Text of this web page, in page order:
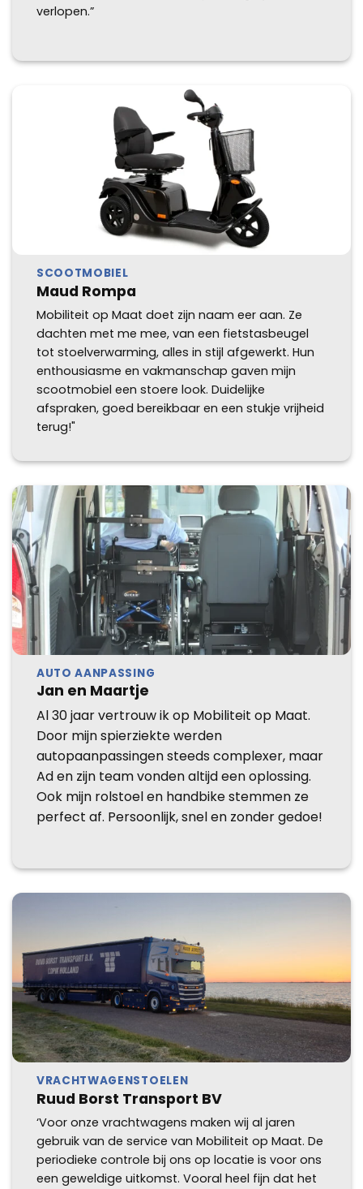
verlopen.”
SCOOTMOBIEL
Maud Rompa
Mobiliteit op Maat doet zijn naam eer aan. Ze
dachten met me mee, van een fietstasbeugel
tot stoelverwarming, alles in stijl afgewerkt. Hun
enthousiasme en vakmanschap gaven mijn
scootmobiel een stoere look. Duidelijke
afspraken, goed bereikbaar en een stukje vrijheid
terug!"
AUTO AANPASSING
Jan en Maartje
Al 30 jaar vertrouw ik op Mobiliteit op Maat.
Door mijn spierziekte werden
autopaanpassingen steeds complexer, maar
Ad en zijn team vonden altijd een oplossing.
Ook mijn rolstoel en handbike stemmen ze
perfect af. Persoonlijk, snel en zonder gedoe!
VRACHTWAGENSTOELEN
Ruud Borst Transport BV
‘Voor onze vrachtwagens maken wij al jaren
gebruik van de service van Mobiliteit op Maat. De
periodieke controle bij ons op locatie is voor ons
een geweldige uitkomst. Vooral heel fijn dat het